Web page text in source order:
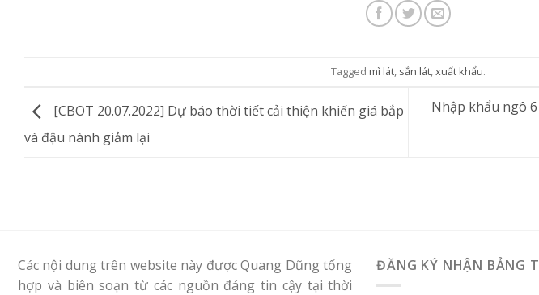
Tagged mì lát, sắn lát,xuất khẩu.
[CBOT 20.07.2022] Dự báo thời tiết cải thiện khiến giá bắp
và đậu nành giảm lại
Nhập khẩu ngô
Các nội dung trên website này được Quang Dũng tổng
hợp và biên soạn từ các nguồn đáng tin cậy tại thời
ĐĂNG KÝ NHẬN BẢNG